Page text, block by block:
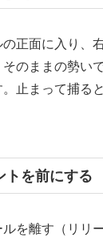
正面に入り、
のままの勢い
止まって捕る
トを前にする
を離す（リリ